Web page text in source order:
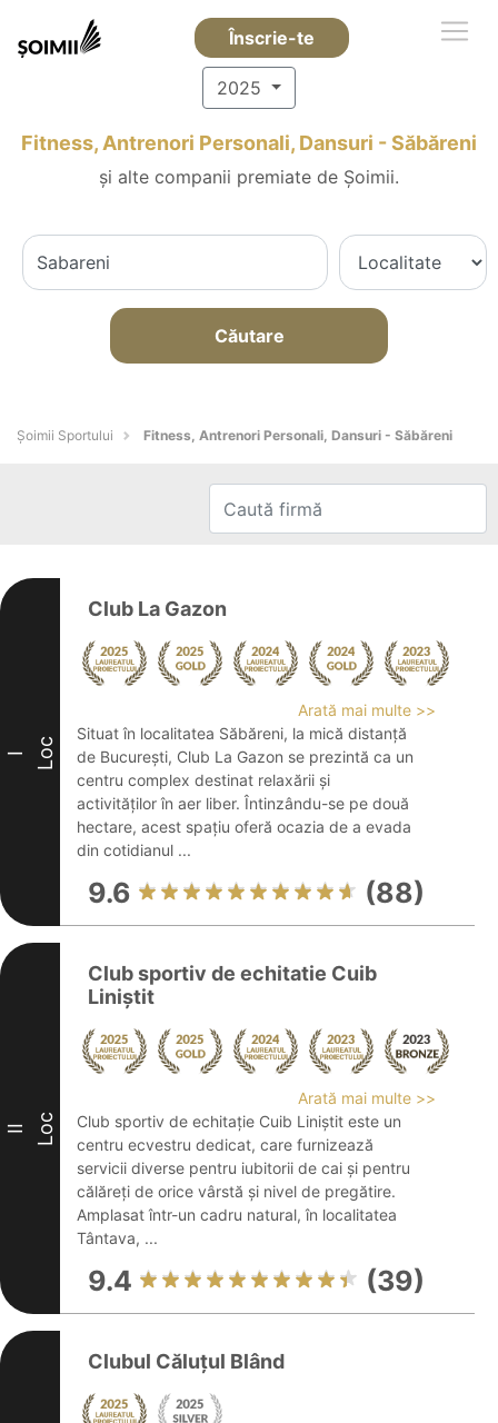
Înscrie-te
2025
Fitness, Antrenori Personali, Dansuri - Săbăreni
și alte companii premiate de Șoimii.
Căutare
Șoimii Sportului Fitness, Antrenori Personali, Dansuri - Săbăreni
I Loc
Club La Gazon
Arată mai multe >>
Situat în localitatea Săbăreni, la mică distanță
de București, Club La Gazon se prezintă ca un
centru complex destinat relaxării și
activităților în aer liber. Întinzându-se pe două
hectare, acest spațiu oferă ocazia de a evada
din cotidianul ...
9.6 (88)
II Loc
Club sportiv de echitatie Cuib
Liniștit
Arată mai multe >>
Club sportiv de echitație Cuib Liniștit este un
centru ecvestru dedicat, care furnizează
servicii diverse pentru iubitorii de cai și pentru
călăreți de orice vârstă și nivel de pregătire.
Amplasat într-un cadru natural, în localitatea
Tântava, ...
9.4 (39)
Clubul Căluțul Blând